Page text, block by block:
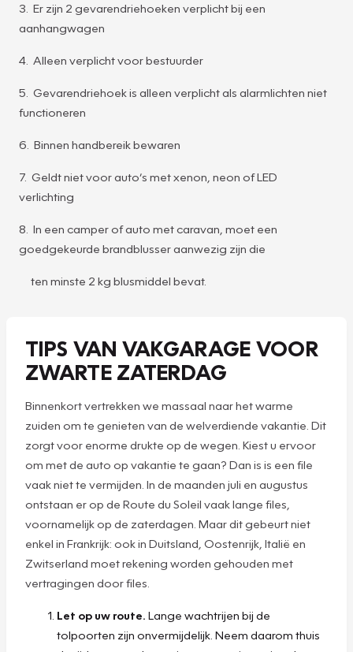
3. Er zijn 2 gevarendriehoeken verplicht bij een
aanhangwagen
4. Alleen verplicht voor bestuurder
5. Gevarendriehoek is alleen verplicht als alarmlichten niet
functioneren
6. Binnen handbereik bewaren
7. Geldt niet voor auto’s met xenon, neon of LED
verlichting
8. In een camper of auto met caravan, moet een
goedgekeurde brandblusser aanwezig zijn die
ten minste 2 kg blusmiddel bevat.
TIPS VAN VAKGARAGE VOOR
ZWARTE ZATERDAG
Binnenkort vertrekken we massaal naar het warme
zuiden om te genieten van de welverdiende vakantie. Dit
zorgt voor enorme drukte op de wegen. Kiest u ervoor
om met de auto op vakantie te gaan? Dan is is een file
vaak niet te vermijden. In de maanden juli en augustus
ontstaan er op de Route du Soleil vaak lange files,
voornamelijk op de zaterdagen. Maar dit gebeurt niet
enkel in Frankrijk: ook in Duitsland, Oostenrijk, Italië en
Zwitserland moet rekening worden gehouden met
vertragingen door files.
Let op uw route. Lange wachtrijen bij de
tolpoorten zijn onvermijdelijk. Neem daarom thuis